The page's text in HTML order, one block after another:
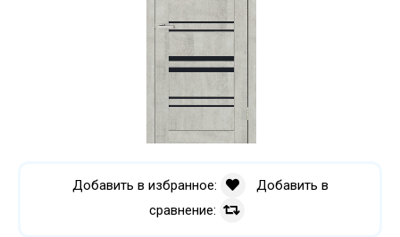
Добавить в избранное:
Добавить в
сравнение: